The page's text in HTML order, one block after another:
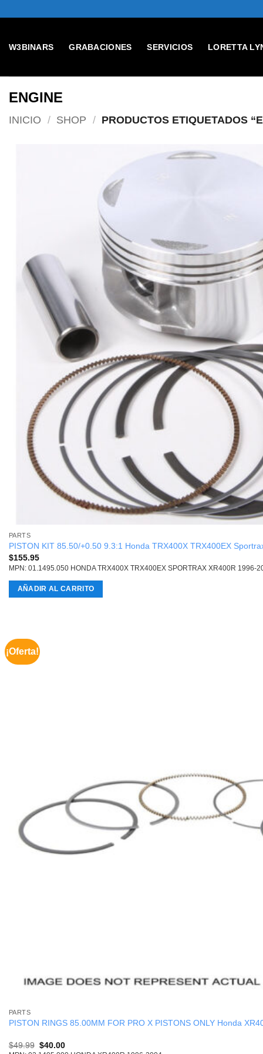
W3BINARS GRABACIONES SERVICIOS LORETTA
ENGINE
INICIO / SHOP / PRODUCTOS ETIQUETADOS
PARTS
PISTON KIT 85.50/+0.50 9.3:1 Honda TRX400X TRX400EX
$155.95
MPN: 01.1495.050 HONDA TRX400X TRX400EX SPORTRAX XR400R 1996-
AÑADIR AL CARRITO
¡Oferta!
PARTS
PISTON RINGS 85.00MM FOR PRO X PISTONS ONLY Honda
$49.99 Original
$40.00Current